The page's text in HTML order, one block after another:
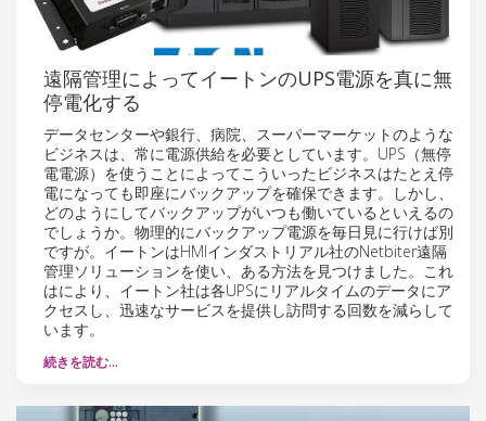
遠隔管理によってイートンのUPS電源を真に無
停電化する
データセンターや銀行、病院、スーパーマーケットのような
ビジネスは、常に電源供給を必要としています。UPS（無停
電電源）を使うことによってこういったビジネスはたとえ停
電になっても即座にバックアップを確保できます。しかし、
どのようにしてバックアップがいつも働いているといえるの
でしょうか。物理的にバックアップ電源を毎日見に行けば別
ですが。イートンはHMIインダストリアル社のNetbiter遠隔
管理ソリューションを使い、ある方法を見つけました。これ
はにより、イートン社は各UPSにリアルタイムのデータにア
クセスし、迅速なサービスを提供し訪問する回数を減らして
います。
続きを読む…